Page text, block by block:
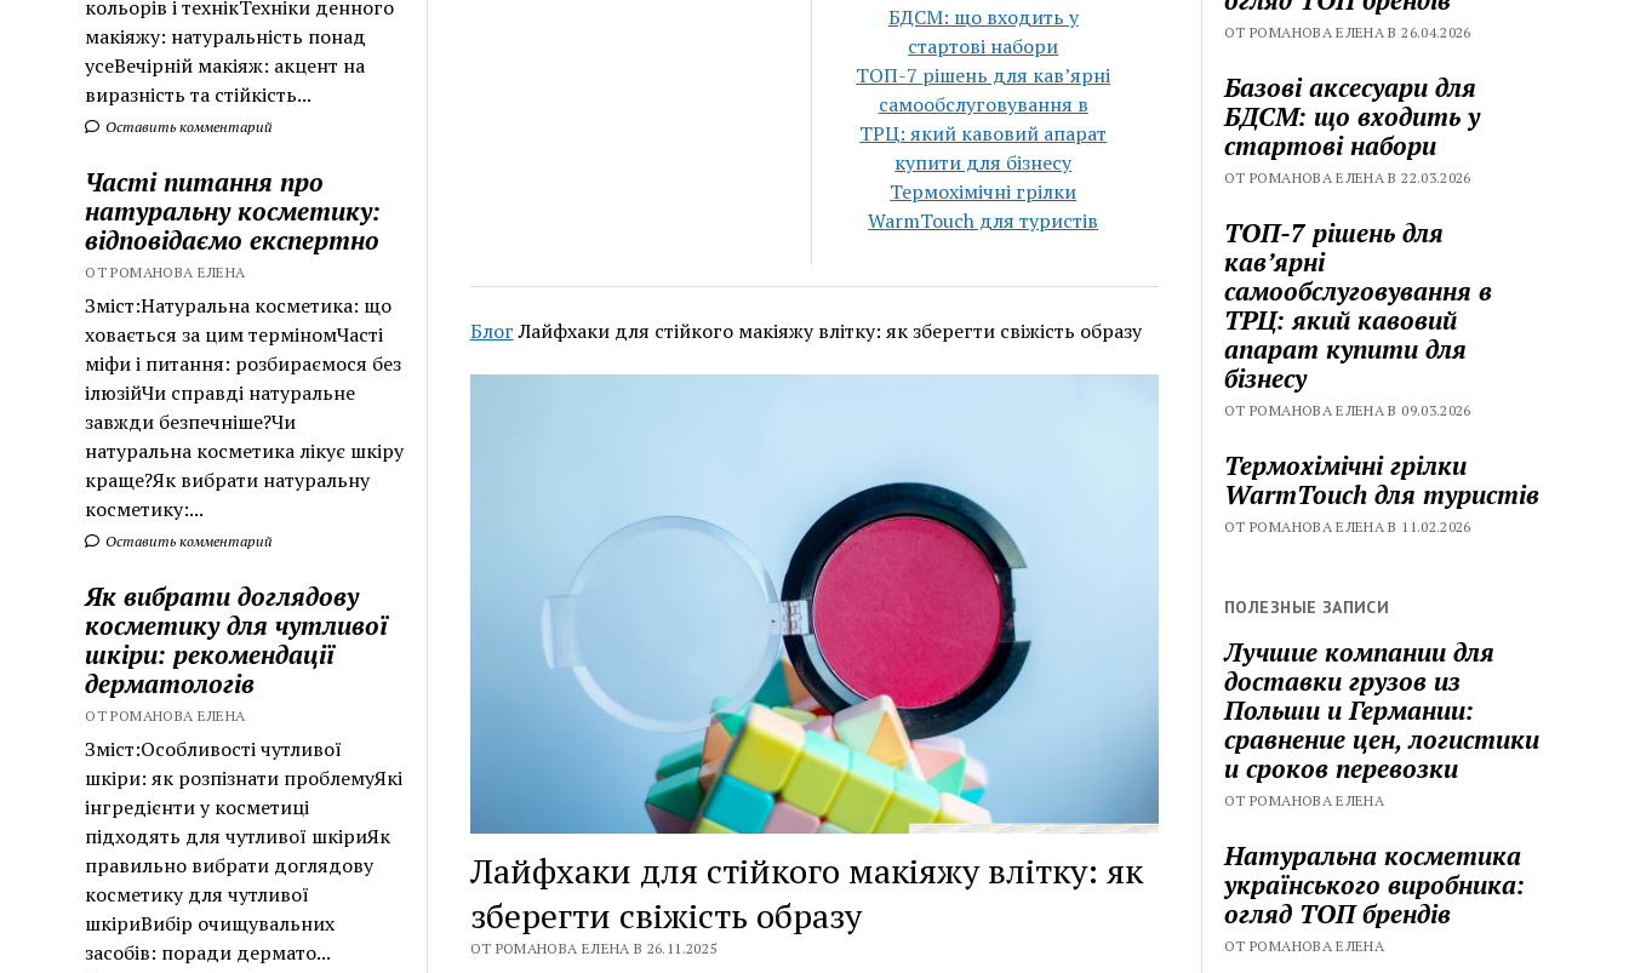
кольорів і технікТехніки денного
макіяжу: натуральність понад
усеВечірній макіяж: акцент на
виразність та стійкість...
Оставить комментарий
Часті питання про
натуральну косметику:
відповідаємо експертно
ОТ РОМАНОВА ЕЛЕНА
Зміст:Натуральна косметика: що
ховається за цим терміномЧасті
міфи і питання: розбираємося без
ілюзійЧи справді натуральне
завжди безпечніше?Чи
натуральна косметика лікує шкіру
краще?Як вибрати натуральну
косметику:...
Оставить комментарий
Як вибрати доглядову
косметику для чутливої
шкіри: рекомендації
дерматологів
ОТ РОМАНОВА ЕЛЕНА
Зміст:Особливості чутливої
шкіри: як розпізнати проблемуЯкі
інгредієнти у косметиці
підходять для чутливої шкіриЯк
правильно вибрати доглядову
косметику для чутливої
шкіриВибір очищувальних
засобів: поради дермато...
БДСМ: що входить у
стартові набори
ТОП-7 рішень для кавʼярні
самообслуговування в
ТРЦ: який кавовий апарат
купити для бізнесу
Термохімічні грілки
WarmTouch для туристів
Блог Лайфхаки для стійкого макіяжу влітку: як зберегти свіжість образу
Лайфхаки для стійкого макіяжу влітку: як
зберегти свіжість образу
ОТ РОМАНОВА ЕЛЕНА В 26.11.2025
ОТ РОМАНОВА ЕЛЕНА В 26.04.2026
Базові аксесуари для
БДСМ: що входить у
стартові набори
ОТ РОМАНОВА ЕЛЕНА В 22.03.2026
ТОП-7 рішень для
кавʼярні
самообслуговування в
ТРЦ: який кавовий
апарат купити для
бізнесу
ОТ РОМАНОВА ЕЛЕНА В 09.03.2026
Термохімічні грілки
WarmTouch для туристів
ОТ РОМАНОВА ЕЛЕНА В 11.02.2026
ПОЛЕЗНЫЕ ЗАПИСИ
Лучшие компании для
доставки грузов из
Польши и Германии:
сравнение цен, логистики
и сроков перевозки
ОТ РОМАНОВА ЕЛЕНА
Натуральна косметика
українського виробника:
огляд ТОП брендів
ОТ РОМАНОВА ЕЛЕНА